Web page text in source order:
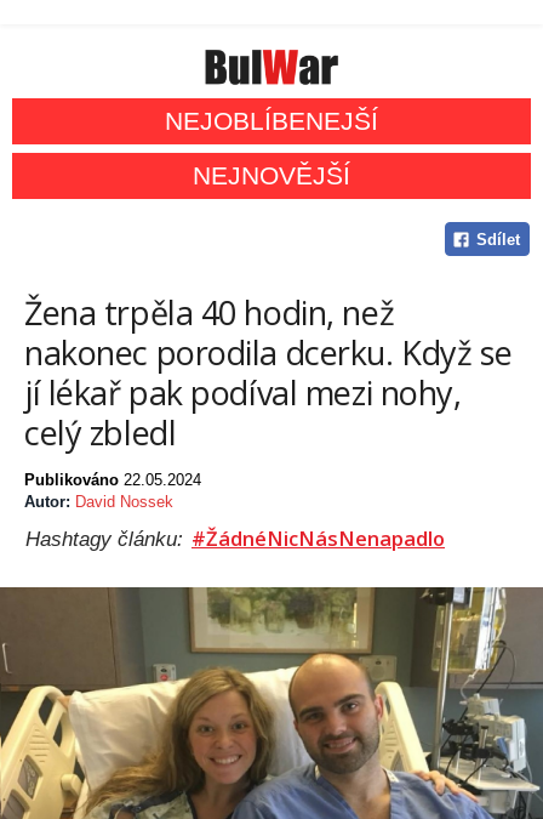
NEJOBLÍBENEJŠÍ
NEJNOVĚJŠÍ
Sdílet
Žena trpěla 40 hodin, než
nakonec porodila dcerku. Když se
jí lékař pak podíval mezi nohy,
celý zbledl
Publikováno 22.05.2024
Autor: David Nossek
Hashtagy článku: #ŽádnéNicNásNenapadlo